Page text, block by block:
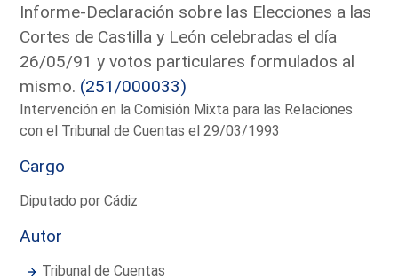
Informe-Declaración sobre las Elecciones a las
Cortes de Castilla y León celebradas el día
26/05/91 y votos particulares formulados al
mismo. (251/000033)
Intervención en la Comisión Mixta para las Relaciones
con el Tribunal de Cuentas el 29/03/1993
Cargo
Diputado por Cádiz
Autor
Tribunal de Cuentas